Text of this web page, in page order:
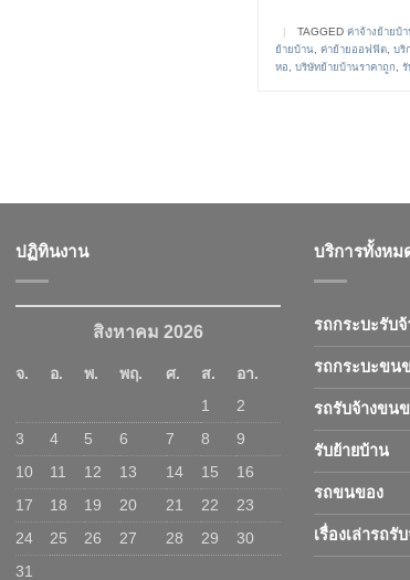
| TAGGEDค่าจ้างย้ายบ้
ย้ายบ้าน ,ค่าย้ายออฟฟิต ,บริ
หอ
,บริษัทย้ายบ้านราคาถูก ,
ปฏิทินงาน
สิงหาคม 2026
จ. อ. พ. พฤ. ศ. ส.
อา.
1
2
3
4 5 6 7 8
9
10
11 12 13 14 15
16
17
18 19 20 21 22
23
24
25 26 27 28 29
30
31
บริการทั้งหม
รถกระบะรับจ้
รถกระบะขน
รถรับจ้างขน
รับย้ายบ้าน
รถขนของ
เรื่องเล่ารถรั